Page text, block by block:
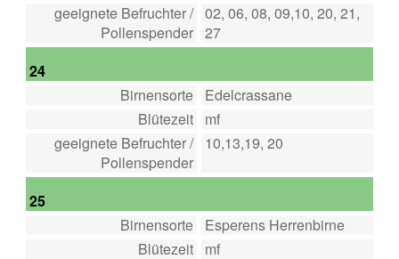
geeignete Befruchter /
Pollenspender
02, 06, 08, 09,10, 20, 21,
27
24
Birnensorte
Edelcrassane
Blütezeit
mf
geeignete Befruchter /
Pollenspender
10,13,19, 20
25
Birnensorte
Esperens Herrenbirne
Blütezeit
mf